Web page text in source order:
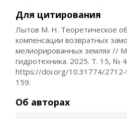
Для цитирования
Лытов М. Н. Теоретическое
компенсации возвратных
мелиорированных землях //
гидротехника. 2025. Т. 15, №
https://doi.org/10.31774/
159.
Об авторах